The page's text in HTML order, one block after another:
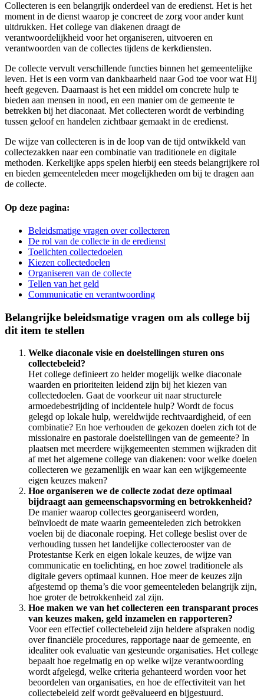
Collecteren is een belangrijk onderdeel van de eredienst. Het is het
moment in de dienst waarop je concreet de zorg voor ander kunt
uitdrukken. Het college van diakenen draagt de
verantwoordelijkheid voor het organiseren, uitvoeren en
verantwoorden van de collectes tijdens de kerkdiensten.
De collecte vervult verschillende functies binnen het gemeentelijke
leven. Het is een vorm van dankbaarheid naar God toe voor wat Hij
heeft gegeven. Daarnaast is het een middel om concrete hulp te
bieden aan mensen in nood, en een manier om de gemeente te
betrekken bij het diaconaat. Met collecteren wordt de verbinding
tussen geloof en handelen zichtbaar gemaakt in de eredienst.
De wijze van collecteren is in de loop van de tijd ontwikkeld van
collectezakken naar een combinatie van traditionele en digitale
methoden. Kerkelijke apps spelen hierbij een steeds belangrijkere rol
en bieden gemeenteleden meer mogelijkheden om bij te dragen aan
de collecte.
Op deze pagina:
Beleidsmatige vragen over collecteren
De rol van de collecte in de eredienst
Toelichten collectedoelen
Kiezen collectedoelen
Organiseren van de collecte
Tellen van het geld
Communicatie en verantwoording
Belangrijke beleidsmatige vragen om als college bij
dit item te stellen
Welke diaconale visie en doelstellingen sturen ons
collectebeleid?
Het college definieert zo helder mogelijk welke diaconale
waarden en prioriteiten leidend zijn bij het kiezen van
collectedoelen. Gaat de voorkeur uit naar structurele
armoedebestrijding of incidentele hulp? Wordt de focus
gelegd op lokale hulp, wereldwijde rechtvaardigheid, of een
combinatie? En hoe verhouden de gekozen doelen zich tot de
missionaire en pastorale doelstellingen van de gemeente? In
plaatsen met meerdere wijkgemeenten stemmen wijkraden dit
af met het algemene college van diakenen: voor welke doelen
collecteren we gezamenlijk en waar kan een wijkgemeente
eigen keuzes maken?
Hoe organiseren we de collecte zodat deze optimaal
bijdraagt aan gemeenschapsvorming en betrokkenheid?
De manier waarop collectes georganiseerd worden,
beïnvloedt de mate waarin gemeenteleden zich betrokken
voelen bij de diaconale roeping. Het college beslist over de
verhouding tussen het landelijke collecterooster van de
Protestantse Kerk en eigen lokale keuzes, de wijze van
communicatie en toelichting, en hoe zowel traditionele als
digitale gevers optimaal kunnen. Hoe meer de keuzes zijn
afgestemd op thema’s die voor gemeenteleden belangrijk zijn,
hoe groter de betrokkenheid zal zijn.
Hoe maken we van het collecteren een transparant proces
van keuzes maken, geld inzamelen en rapporteren?
Voor een effectief collectebeleid zijn heldere afspraken nodig
over financiële procedures, rapportage naar de gemeente, en
idealiter ook evaluatie van gesteunde organisaties. Het college
bepaalt hoe regelmatig en op welke wijze verantwoording
wordt afgelegd, welke criteria gehanteerd worden voor het
beoordelen van organisaties, en hoe de effectiviteit van het
collectebeleid zelf wordt geëvalueerd en bijgestuurd.